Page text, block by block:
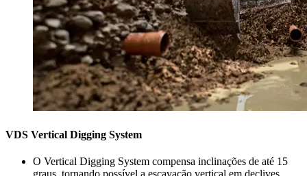
VDS Vertical Digging System
O Vertical Digging System compensa inclinações de até 15
graus, tornando possível a escavação vertical em declives.